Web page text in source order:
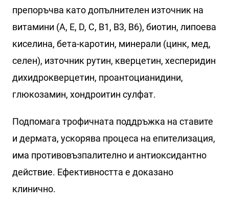
препоръчва като допълнителен източник на
витамини (A, E, D, C, B1, B3, B6), биотин, липоева
киселина, бета-каротин, минерали (цинк, мед,
селен), източник рутин, кверцетин, хесперидин
дихидрокверцетин, проантоцианидини,
глюкозамин, хондроитин сулфат.
Подпомага трофичната поддръжка на ставите
и дермата, ускорява процеса на епителизация,
има противовъзпалително и антиоксидантно
действие. Ефективността е доказано
клинично.